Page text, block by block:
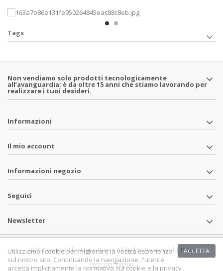
Tags
Non vendiamo solo prodotti tecnologicamente
all’avanguardia: è da oltre 15 anni che stiamo lavorando per
realizzare i tuoi desideri.
Informazioni
Il mio account
Informazioni negozio
Seguici
Newsletter
2025 Powered by Navistore.it All Rights Reserved | P.IVA
IT02182700209
ACCETTA
Utilizziamo i cookie per migliorare la vostra esperienza
sul nostro sito. Continuando la navigazione, l'utente
accetta implicitamente la normativa sui cookie e la privacy .